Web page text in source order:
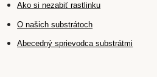
Ako si nezabiť rastlinku
O našich substrátoch
Abecedný sprievodca substrátmi